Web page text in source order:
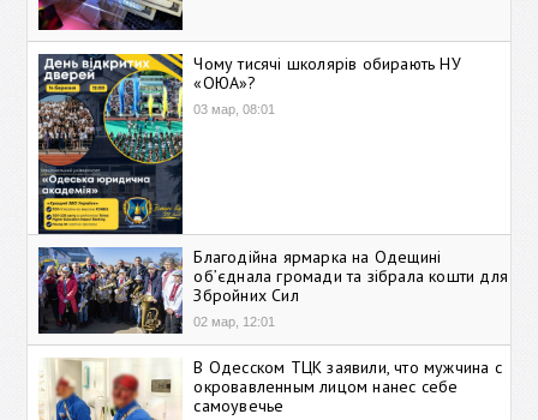
Чому тисячі школярів обирають НУ
«ОЮА»?
03 мар, 08:01
Благодійна ярмарка на Одещині
об’єднала громади та зібрала кошти для
Збройних Сил
02 мар, 12:01
В Одесском ТЦК заявили, что мужчина с
окровавленным лицом нанес себе
самоувечье